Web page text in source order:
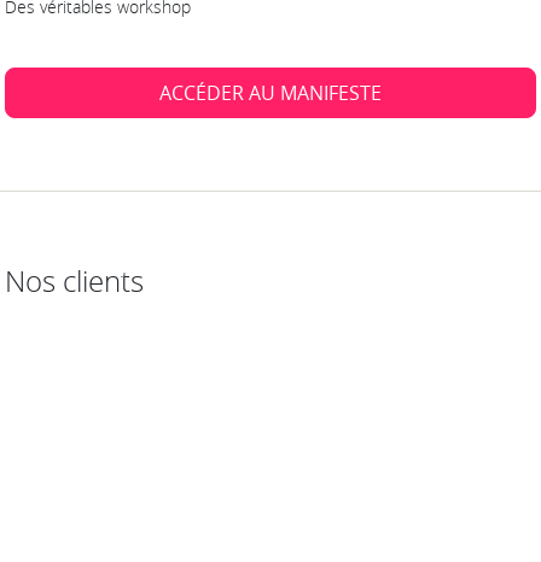
Des véritables workshop
ACCÉDER AU MANIFESTE
Nos clients